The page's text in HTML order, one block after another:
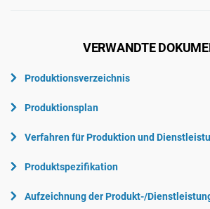
VERWANDTE
Produktionsverzeichnis
Produktionsplan
Verfahren für Produktion und
Produktspezifikation
Aufzeichnung der Produkt-/